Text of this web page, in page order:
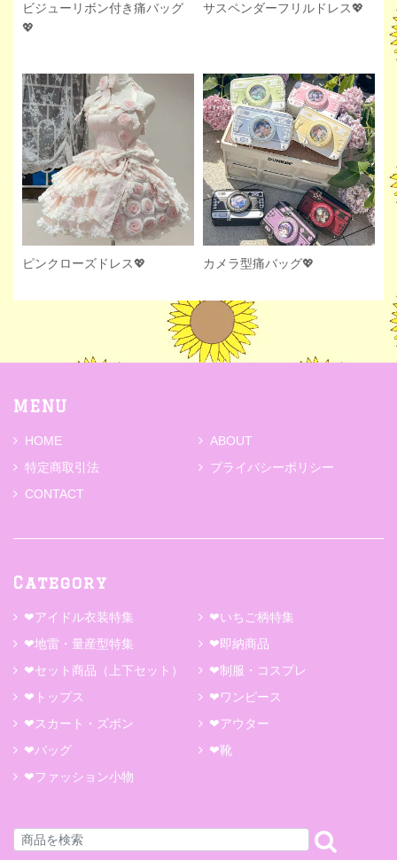
ビジューリボン付き痛バッグ
💖
サスペンダーフリルドレス💖
ピンクローズドレス💖 カメラ型痛バッグ💖
MENU
HOME
ABOUT
特定商取引法
プライバシーポリシー
CONTACT
Category
❤アイドル衣装特集
❤いちご柄特集
❤地雷・量産型特集
❤即納商品
❤セット商品（上下セット）
❤制服・コスプレ
❤トップス
❤ワンピース
❤スカート・ズボン
❤アウター
❤バッグ
❤靴
❤ファッション小物